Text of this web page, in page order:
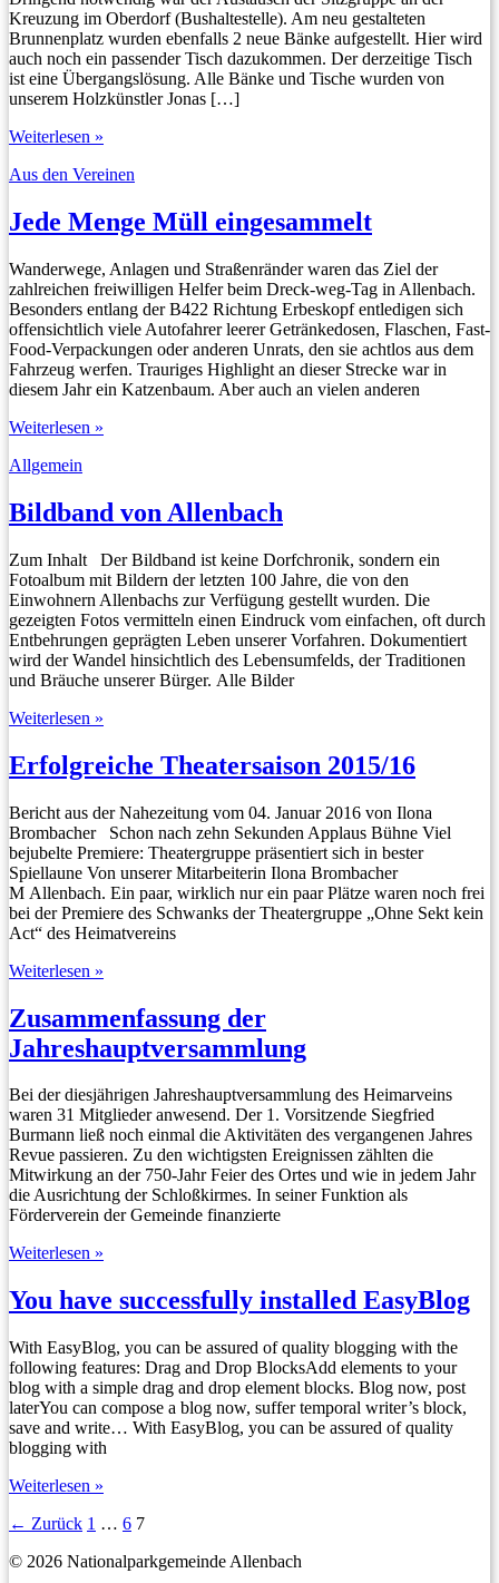
Kreuzung im Oberdorf (Bushaltestelle). Am neu gestalteten
Brunnenplatz wurden ebenfalls 2 neue Bänke aufgestellt. Hier wird
auch noch ein passender Tisch dazukommen. Der derzeitige Tisch
ist eine Übergangslösung. Alle Bänke und Tische wurden von
unserem Holzkünstler Jonas […]
Neue
aufgestellt
Weiterlesen »
Aus den Vereinen
Jede Menge Müll eingesammelt
Wanderwege, Anlagen und Straßenränder waren das Ziel der
zahlreichen freiwilligen Helfer beim Dreck-weg-Tag in Allenbach.
Besonders entlang der B422 Richtung Erbeskopf entledigen sich
offensichtlich viele Autofahrer leerer Getränkedosen, Flaschen, Fast-
Food-Verpackungen oder anderen Unrats, den sie achtlos aus dem
Fahrzeug werfen. Trauriges Highlight an dieser Strecke war in
diesem Jahr ein Katzenbaum. Aber auch an vielen anderen
Jede
Müll
Weiterlesen »
Allgemein
Bildband von Allenbach
Zum Inhalt Der Bildband ist keine Dorfchronik, sondern ein
Fotoalbum mit Bildern der letzten 100 Jahre, die von den
Einwohnern Allenbachs zur Verfügung gestellt wurden. Die
gezeigten Fotos vermitteln einen Eindruck vom einfachen, oft durch
Entbehrungen geprägten Leben unserer Vorfahren. Dokumentiert
wird der Wandel hinsichtlich des Lebensumfelds, der Traditionen
und Bräuche unserer Bürger. Alle Bilder
Bildband
Allenbach
Weiterlesen »
Erfolgreiche Theatersaison 2015/16
Bericht aus der Nahezeitung vom 04. Januar 2016 von Ilona
Brombacher Schon nach zehn Sekunden Applaus Bühne Viel
bejubelte Premiere: Theatergruppe präsentiert sich in bester
Spiellaune Von unserer Mitarbeiterin Ilona Brombacher
M Allenbach. Ein paar, wirklich nur ein paar Plätze waren noch frei
bei der Premiere des Schwanks der Theatergruppe „Ohne Sekt kein
Act“ des Heimatvereins
Erfolgreiche
2015/16
Weiterlesen »
Zusammenfassung der
Jahreshauptversammlung
Bei der diesjährigen Jahreshauptversammlung des Heimarveins
waren 31 Mitglieder anwesend. Der 1. Vorsitzende Siegfried
Burmann ließ noch einmal die Aktivitäten des vergangenen Jahres
Revue passieren. Zu den wichtigsten Ereignissen zählten die
Mitwirkung an der 750-Jahr Feier des Ortes und wie in jedem Jahr
die Ausrichtung der Schloßkirmes. In seiner Funktion als
Förderverein der Gemeinde finanzierte
Zusammenfassung
Jahreshauptversammlung
Weiterlesen »
You have successfully installed EasyBlog
With EasyBlog, you can be assured of quality blogging with the
following features:​ Drag and Drop BlocksAdd elements to your
blog with a simple drag and drop element blocks.​ Blog now, post
laterYou can compose a blog now, suffer temporal writer’s block,
save and write… With EasyBlog, you can be assured of quality
blogging with
You
successfully
EasyBlog
Weiterlesen »
← Zurück 1 … 6 7
© 2026 Nationalparkgemeinde Allenbach